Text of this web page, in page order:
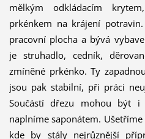
mělkým odkládacím
prkénkem na krájení
pracovní plocha a bývá
je struhadlo, cedník,
zmíněné prkénko. Ty
jsou pak stabilní, při práci
Součástí dřezu mohou být i
naplníme saponátem.
kde by stály nejrůznější